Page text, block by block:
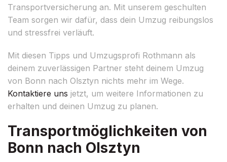
Transportversicherung an. Mit unserem geschulten
Team sorgen wir dafür, dass dein Umzug reibungslos
und stressfrei verläuft.
Mit diesen Tipps und Umzugsprofi Rothmann als
deinem zuverlässigen Partner steht deinem Umzug
von Bonn nach Olsztyn nichts mehr im Wege.
Kontaktiere uns jetzt, um weitere Informationen zu
erhalten und deinen Umzug zu planen.
Transportmöglichkeiten von
Bonn nach Olsztyn